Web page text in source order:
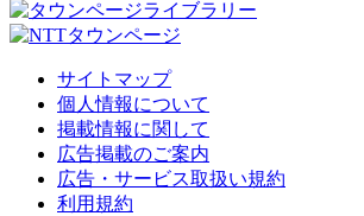
サイトマップ
個人情報について
掲載情報に関して
広告掲載のご案内
広告・サービス取扱い規約
利用規約